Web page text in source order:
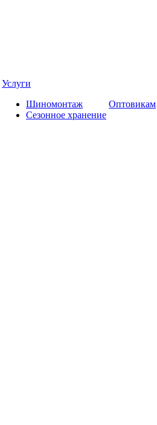
Услуги
Шиномонтаж
Сезонное хранение
Оптовикам